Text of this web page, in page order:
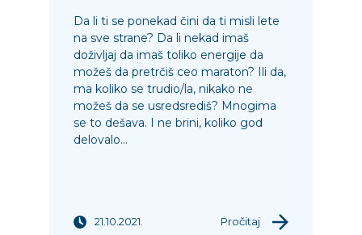
Da li ti se ponekad čini da ti misli lete
na sve strane? Da li nekad imaš
doživljaj da imaš toliko energije da
možeš da pretrčiš ceo maraton? Ili da,
ma koliko se trudio/la, nikako ne
možeš da se usredsrediš? Mnogima
se to dešava. I ne brini, koliko god
delovalo...
21.10.2021. Pročitaj